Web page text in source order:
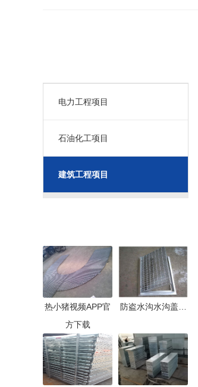
电力工程项目
石油化工项目
建筑工程项目
热小猪视频APP官
方下载
防盗水沟水沟盖…